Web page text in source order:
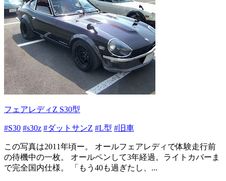
フェアレディZ S30型
#S30 #s30z #ダットサンZ #L型 #旧車
この写真は2011年頃ー。 オールフェアレディで体験走行前
の待機中の一枚。 オールペンして3年経過。ライトカバーま
で完全国内仕様。 「もう40も過ぎたし、...